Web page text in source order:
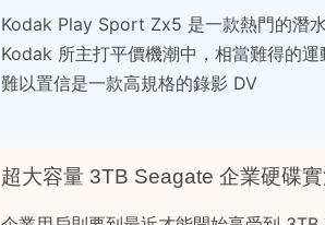
Kodak Play Sport Zx5 是一款熱門的潛
Kodak 所主打平價機潮中，相當難得的
難以置信是一款高規格的錄影 DV
超大容量 3TB Seagate 企業硬碟實